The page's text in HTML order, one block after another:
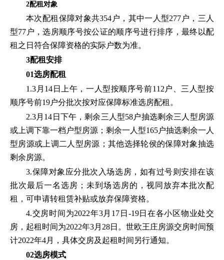
2配租对象
本次配租保障对象共354户，其中一人型277户，三人
型77户，选房顺序号按公证的顺序号进行排序，最终以配
租之日符合保障资格的实际户数为准。
3配租安排
01选房配租
1.3月14日上午，一人型按顺序号前112户、三人型按
顺序号前19户分批次按对应保障标准选房配租。
2.3月14日下午，剩余三人型58户抽选剩余三人型房源
或上调下靠一档户型房源；剩余一人型165户抽选剩余一人
型房源或上调二人型房源；其他选择轮侯的保障对象抽选
剩余房源。
3.保障对象应分批次入场选房，如有过号则安排在该
批次最后一名选房；未到场选房的，视同放弃本批次配
租，可申请转租赁补贴或放弃保障资格。
4.交房时间为2022年3月17日-19日在各小区物业处交
房，起租时间为2022年3月28日。世欧王庄房源交房时间预
计2022年4月，具体交房及起租时间另行通知。
02选房模式